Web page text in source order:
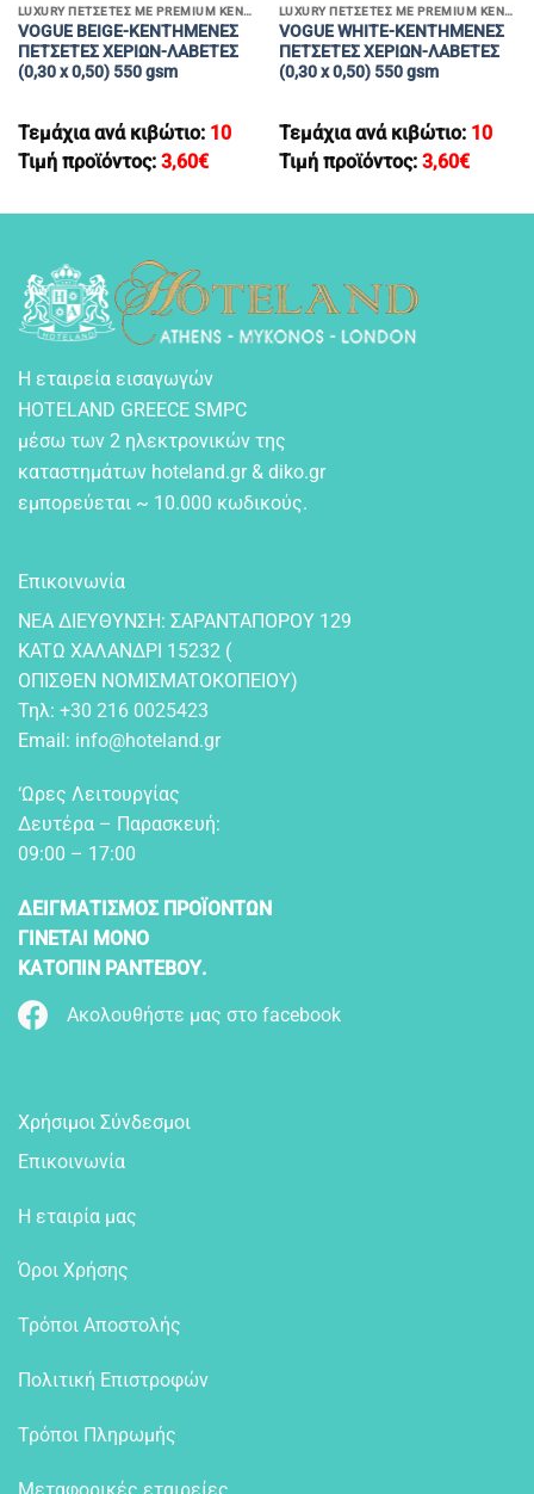
LUXURY ΠΕΤΣΕΤΕΣ ΜΕ PREMIUM ΚΕΝΤΗΜΑΤΑ
VOGUE BΕIGE-KENTHMENEΣ
ΠΕΤΣΕΤΕΣ ΧΕΡΙΩΝ-ΛΑΒΕΤΕΣ
(0,30 x 0,50) 550 gsm
Τεμάχια ανά κιβώτιο: 10
Τιμή προϊόντος: 3,60€
LUXURY ΠΕΤΣΕΤΕΣ ΜΕ PREMIUM ΚΕΝΤΗΜΑΤΑ
VOGUE WHITE-KENTHMENEΣ
ΠΕΤΣΕΤΕΣ ΧΕΡΙΩΝ-ΛΑΒΕΤΕΣ
(0,30 x 0,50) 550 gsm
Τεμάχια ανά κιβώτιο: 10
Τιμή προϊόντος: 3,60€
Η εταιρεία εισαγωγών
HOTELAND GREECE SMPC
μέσω των 2 ηλεκτρονικών της
καταστημάτων hoteland.gr & diko.gr
εμπορεύεται ~ 10.000 κωδικούς.
Επικοινωνία
NEA ΔIEYΘYNΣH: ΣAPANTAΠOPOY 129
KATΩ XAΛANΔPI 15232 (
OΠIΣΘEN NOMIΣMATOKOΠEIOY)
Τηλ: +30 216 0025423
Email: info@hoteland.gr
‘Ωρες Λειτουργίας
Δευτέρα – Παρασκευή:
09:00 – 17:00
ΔΕΙΓΜΑΤΙΣΜΟΣ ΠΡΟΪΟΝΤΩΝ
ΓΙΝΕΤΑΙ ΜΟΝΟ
ΚΑΤΟΠΙΝ ΡΑΝΤΕΒΟΥ.
Ακολουθήστε μας στο facebook
Χρήσιμοι Σύνδεσμοι
Επικοινωνία
Η εταιρία μας
Όροι Χρήσης
Τρόποι Αποστολής
Πολιτική Επιστροφών
Τρόποι Πληρωμής
Μεταφορικές εταιρείες